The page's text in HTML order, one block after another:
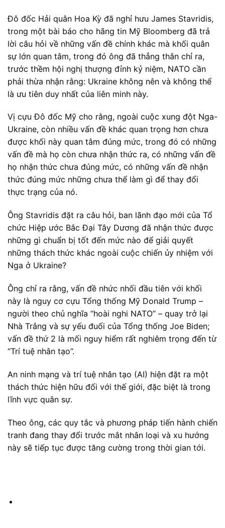
Đô đốc Hải quân Hoa Kỳ đã nghỉ hưu James Stavridis,
trong một bài báo cho hãng tin Mỹ Bloomberg đã trả
lời câu hỏi về những vấn đề chính khác mà khối quân
sự lớn quan tâm, trong đó ông đã thẳng thắn chỉ ra,
trước thềm hội nghị thượng đỉnh kỷ niệm, NATO cần
phải thừa nhận rằng: Ukraine không nên và không thể
là ưu tiên duy nhất của liên minh này.
Vị cựu Đô đốc Mỹ cho rằng, ngoài cuộc xung đột Nga-
Ukraine, còn nhiều vấn đề khác quan trọng hơn chưa
được khối này quan tâm đúng mức, trong đó có những
vấn đề mà họ còn chưa nhận thức ra, có những vấn đề
họ nhận thức chưa đúng mức, có những vấn đề nhận
thức đúng mức những chưa thể làm gì để thay đổi
thực trạng của nó.
Ông Stavridis đặt ra câu hỏi, ban lãnh đạo mới của Tổ
chức Hiệp ước Bắc Đại Tây Dương đã nhận thức được
những gì chuẩn bị tốt đến mức nào để giải quyết
những thách thức khác ngoài cuộc chiến ủy nhiệm với
Nga ở Ukraine?
Ông chỉ ra rằng, vấn đề nhức nhối đầu tiên với khối
này là nguy cơ cựu Tổng thống Mỹ Donald Trump –
người theo chủ nghĩa “hoài nghi NATO” – quay trở lại
Nhà Trắng và sự yếu đuối của Tổng thống Joe Biden;
vấn đề thứ 2 là mối nguy hiểm rất nghiêm trọng đến từ
“Trí tuệ nhân tạo”.
An ninh mạng và trí tuệ nhân tạo (AI) hiện đặt ra một
thách thức hiện hữu đối với thế giới, đặc biệt là trong
lĩnh vực quân sự.
Theo ông, các quy tắc và phương pháp tiến hành chiến
tranh đang thay đổi trước mắt nhân loại và xu hướng
này sẽ tiếp tục được tăng cường trong thời gian tới.